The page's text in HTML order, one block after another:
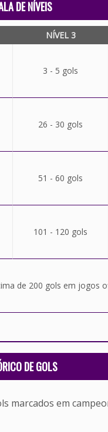
DE NÍVEIS
NÍVEL 3
3 - 5 gols
26 - 30 gols
51 - 60 gols
101 - 120 gols
de 200 gols em jogos
DE GOLS
marcados em